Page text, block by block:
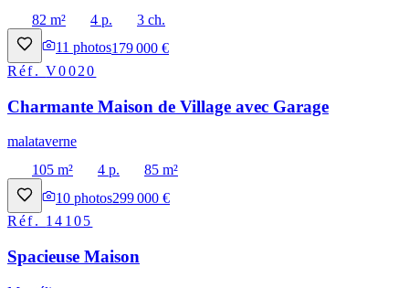
82 m²
4 p.
3 ch.
11 photos179 000 €
Réf.V0020
Charmante Maison de Village avec Garage
malataverne
105 m²
4 p.
85 m²
10 photos299 000 €
Réf. 14105
Spacieuse Maison